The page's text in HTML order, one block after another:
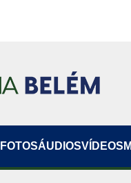
FOTOSÁUDIOSVÍDEOS